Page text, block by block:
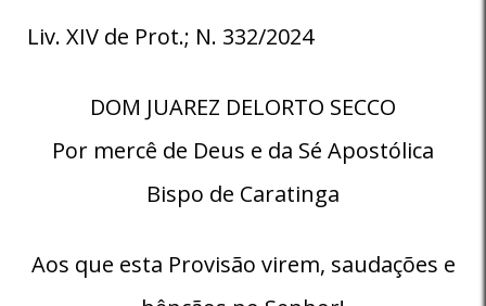
Liv. XIV de Prot.; N. 332/2024
DOM JUAREZ DELORTO SECCO
Por mercê de Deus e da Sé Apostólica
Bispo de Caratinga
Aos que esta Provisão virem, saudações e